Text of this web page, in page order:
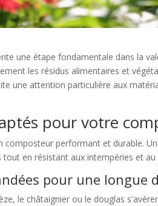
une étape fondamentale dans la
les résidus alimentaires et
une attention particulière aux
pour votre
composteur performant et durable.
en résistant aux intempéries et au
pour une longue
le châtaignier ou le douglas